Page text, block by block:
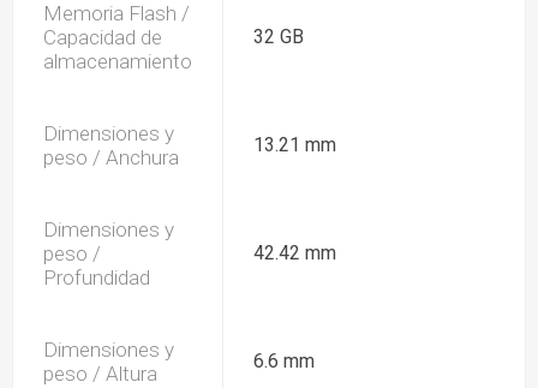
Memoria Flash /
Capacidad de
almacenamiento
32 GB
Dimensiones y
peso / Anchura
13.21 mm
Dimensiones y
peso /
Profundidad
42.42 mm
Dimensiones y
peso / Altura
6.6 mm